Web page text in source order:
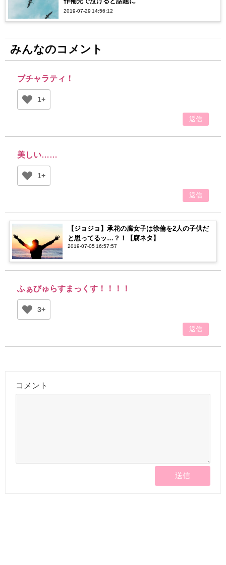
2019-07-29 14:56:12
みんなのコメント
ブチャラティ！
1+
返信
美しい……
1+
返信
【ジョジョ】承花の腐女子は徐倫を2人の子供だ
と思ってるッ…？！【腐ネタ】
2019-07-05 16:57:57
ふぁびゅらすまっくす！！！！
3+
返信
コメント